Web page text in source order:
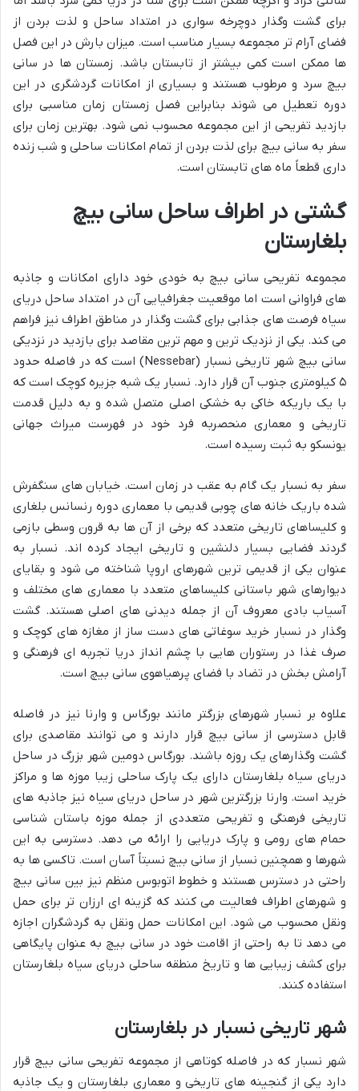
برای گشت وگذار دوچرخه سواری در امتداد ساحل و لذت بردن از
فضای آرام تر مجموعه بسیار مناسب است. میزان بارش در این فصل
ها ممکن است کمی بیشتر از تابستان باشد. زمستان ها در سانی
بیچ سرد و مرطوب هستند و بسیاری از امکانات گردشگری در این
دوره تعطیل می شوند بنابراین فصل زمستان زمان مناسبی برای
بازدید تفریحی از این مجموعه محسوب نمی شود. بهترین زمان برای
سفر به سانی بیچ برای لذت بردن از تمام امکانات ساحلی و شب زنده
داری قطعاً ماه های تابستان است.
گشتی در اطراف ساحل سانی بیچ
بلغارستان
مجموعه تفریحی سانی بیچ به خودی خود دارای امکانات و جاذبه
های فراوانی است اما موقعیت جغرافیایی آن در امتداد ساحل دریای
سیاه فرصت های جذابی برای گشت وگذار در مناطق اطراف نیز فراهم
می کند. یکی از نزدیک ترین و مهم ترین مقاصد برای بازدید در نزدیکی
سانی بیچ شهر تاریخی نسبار (Nessebar) است که در فاصله حدود
۵ کیلومتری جنوب آن قرار دارد. نسبار یک شبه جزیره کوچک است که
با یک باریکه خاکی به خشکی اصلی متصل شده و به دلیل قدمت
تاریخی و معماری منحصربه فرد خود در فهرست میراث جهانی
یونسکو به ثبت رسیده است.
سفر به نسبار یک گام به عقب در زمان است. خیابان های سنگفرش
شده باریک خانه های چوبی قدیمی با معماری دوره رنسانس بلغاری
و کلیساهای تاریخی متعدد که برخی از آن ها به قرون وسطی بازمی
گردند فضایی بسیار دلنشین و تاریخی ایجاد کرده اند. نسبار به
عنوان یکی از قدیمی ترین شهرهای اروپا شناخته می شود و بقایای
دیوارهای شهر باستانی کلیساهای متعدد با معماری های مختلف و
آسیاب بادی معروف آن از جمله دیدنی های اصلی هستند. گشت
وگذار در نسبار خرید سوغاتی های دست ساز از مغازه های کوچک و
صرف غذا در رستوران هایی با چشم انداز دریا تجربه ای فرهنگی و
آرامش بخش در تضاد با فضای پرهیاهوی سانی بیچ است.
علاوه بر نسبار شهرهای بزرگتر مانند بورگاس و وارنا نیز در فاصله
قابل دسترسی از سانی بیچ قرار دارند و می توانند مقاصدی برای
گشت وگذارهای یک روزه باشند. بورگاس دومین شهر بزرگ در ساحل
دریای سیاه بلغارستان دارای یک پارک ساحلی زیبا موزه ها و مراکز
خرید است. وارنا بزرگترین شهر در ساحل دریای سیاه نیز جاذبه های
تاریخی فرهنگی و تفریحی متعددی از جمله موزه باستان شناسی
حمام های رومی و پارک دریایی را ارائه می دهد. دسترسی به این
شهرها و همچنین نسبار از سانی بیچ نسبتاً آسان است. تاکسی ها به
راحتی در دسترس هستند و خطوط اتوبوس منظم نیز بین سانی بیچ
و شهرهای اطراف فعالیت می کنند که گزینه ای ارزان تر برای حمل
ونقل محسوب می شود. این امکانات حمل ونقل به گردشگران اجازه
می دهد تا به راحتی از اقامت خود در سانی بیچ به عنوان پایگاهی
برای کشف زیبایی ها و تاریخ منطقه ساحلی دریای سیاه بلغارستان
استفاده کنند.
شهر تاریخی نسبار در بلغارستان
شهر نسبار که در فاصله کوتاهی از مجموعه تفریحی سانی بیچ قرار
دارد یکی از گنجینه های تاریخی و معماری بلغارستان و یک جاذبه